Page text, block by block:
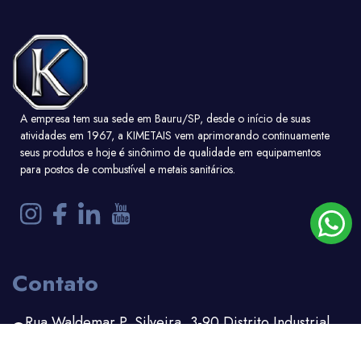
A empresa tem sua sede em Bauru/SP, desde o início de suas
atividades em 1967, a KIMETAIS vem aprimorando continuamente
seus produtos e hoje é sinônimo de qualidade em equipamentos
para postos de combustível e metais sanitários.
Contato
Rua Waldemar P. Silveira, 3-90 Distrito Industrial